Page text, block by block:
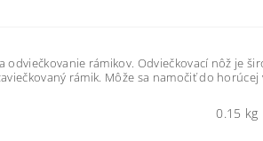
odviečkovanie rámikov. Odviečkovací nôž je
rámik. Môže sa namočiť do
0.15 kg